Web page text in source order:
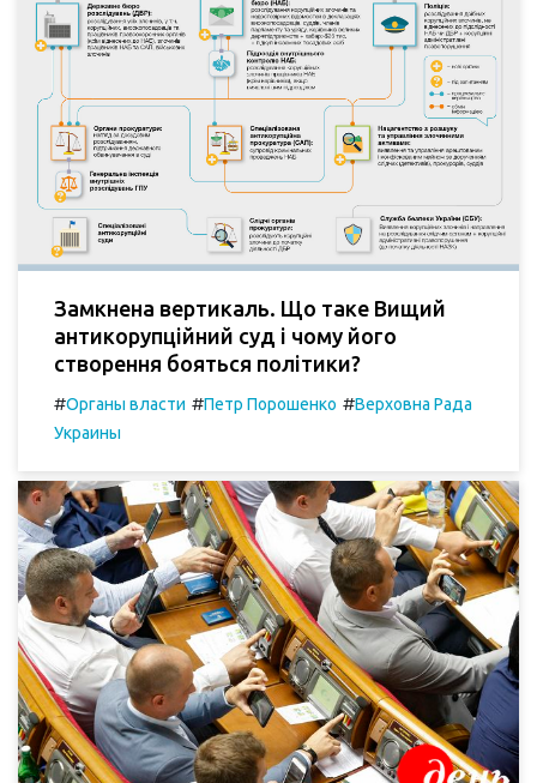
Замкнена вертикаль. Що таке Вищий
антикорупційний суд і чому його
створення бояться політики?
#Органы власти #Петр Порошенко #Верховна Рада
Украины